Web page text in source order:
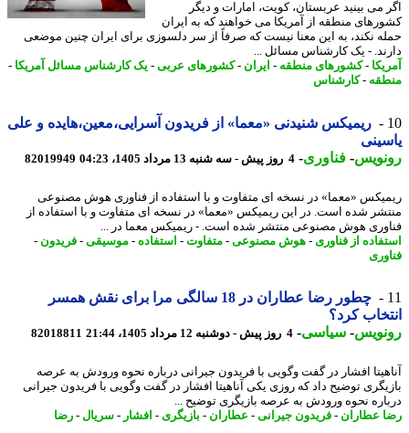
می بینید عربستان، کویت، امارات و دیگر
منطقه از آمریکا می خواهند که به ایران
نکند، به این معنا نیست که صرفاً از سر دلسوزی برای ایران چنین موضعی
- یک کارشناس مسائل ...
- کشورهای منطقه-ایران - کشورهای عربی- یک کارشناس مسائل آمریکا-
-کارشناس
ریمیکس شنیدنی «معما» از فریدون آسرایی،معین،هایده و علی
-فناوری- 4 روز پیش - سه شنبه 13 مرداد 1405، 04:23 82019949
«معما» در نسخه ای متفاوت و با استفاده از فناوری هوش مصنوعی
شده است. در این ریمیکس «معما» در نسخه ای متفاوت و با استفاده از
هوش مصنوعی منتشر شده است. - ریمیکس معما در ...
از فناوری- هوش مصنوعی-متفاوت-استفاده-موسیقی-فریدون-
چطور رضا عطاران در 18 سالگی مرا برای نقش همسر
کرد؟
-سیاسی-4 روز پیش - دوشنبه 12 مرداد 1405، 21:44 82018811
افشار در گفت وگویی با فریدون جیرانی درباره نحوه ورودش به عرصه
توضیح داد که روزی یکی آناهیتا افشار در گفت وگویی با فریدون جیرانی
نحوه ورودش به عرصه بازیگری توضیح ...
عطاران- فریدون جیرانی- عطاران- بازیگری- افشار-سریال-رضا